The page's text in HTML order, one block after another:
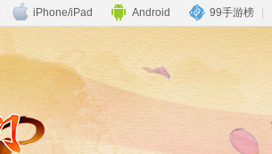
iPhone/iPad Android 99手游榜